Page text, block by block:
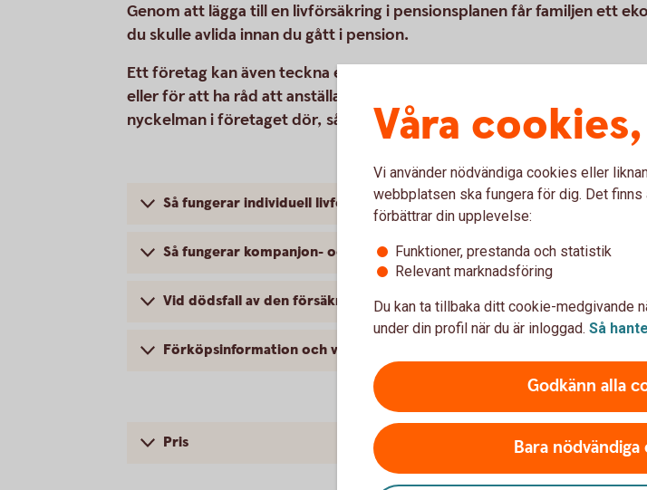
Genom att lägga till en livförsäkring i pensionsplanen får familjen ett
du skulle avlida innan du gått i pension.
Ett företag kan även teckna en livförsäkring för att kunna lösa ut en
eller för att ha råd att anställa en ny medarbetare i händelse av att en
nyckelman i företaget dör, så kallad kompanjonsförsäkring och
Så fungerar individuell livförsäkring
Så fungerar kompanjon- och nyckelmannaförsäkring
Vid dödsfall av den försäkrade
Förköpsinformation och villkor
Pris
Våra
Vi använder nödvändiga cookies eller
webbplatsen ska fungera för dig. Det
förbättrar din upplevelse:
Funktioner, prestanda och statistik
Relevant marknadsföring
Du kan ta tillbaka ditt cookie-medgivande
under din profil när du är inloggad. Så
Godkänn alla
Bara nödvändiga